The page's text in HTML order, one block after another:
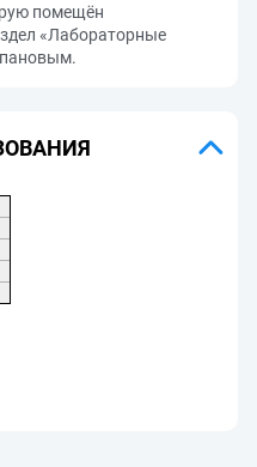
помещён
«Лабораторные